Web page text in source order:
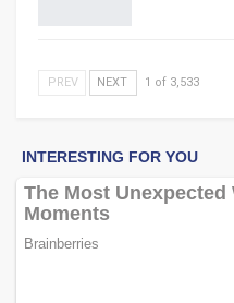
PREV NEXT 1 of 3,533